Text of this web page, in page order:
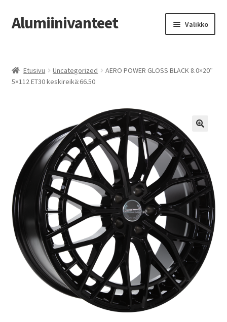
Siirry
navigointiin
Siirry
sisältöön
Alumiinivanteet Valikko
Kauppa
Vanteiden osto-opas
Auton renkaat
Yhteystiedot
Etusivu Uncategorized
AERO POWER GLOSS BLACK 8.0×20″
5×112 ET30 keskireikä:66.50